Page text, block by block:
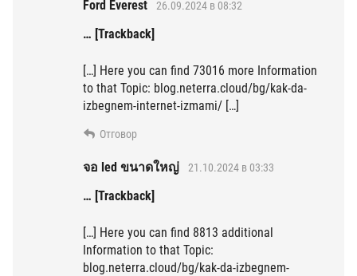
Ford Everest 26.09.2024 в 08:32
… [Trackback]
[…] Here you can find 73016 more Information
to that Topic: blog.neterra.cloud/bg/kak-da-
izbegnem-internet-izmami/ […]
Отговор
จอ led ขนาดใหญ่ 21.10.2024 в 03:33
… [Trackback]
[…] Here you can find 8813 additional
Information to that Topic:
blog.neterra.cloud/bg/kak-da-izbegnem-